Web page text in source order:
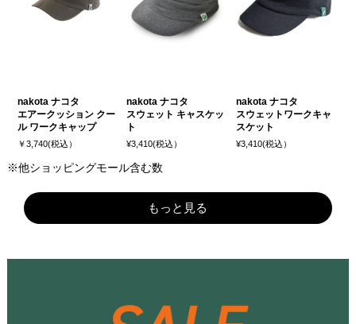
nakota ナコタ
エアークッション クー
ル ワークキャップ
￥3,740(税込）
nakota ナコタ
スウェット キャスケッ
ト
¥3,410(税込）
nakota ナコタ
スウェットワークキャ
スケット
¥3,410(税込）
※他ショッピングモール含む数
もっと見る